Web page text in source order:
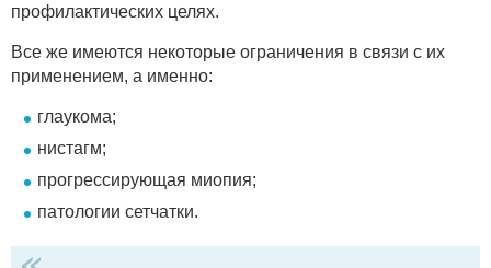
профилактических целях.
Все же имеются некоторые ограничения в связи с их
применением, а именно:
глаукома;
нистагм;
прогрессирующая миопия;
патологии сетчатки.